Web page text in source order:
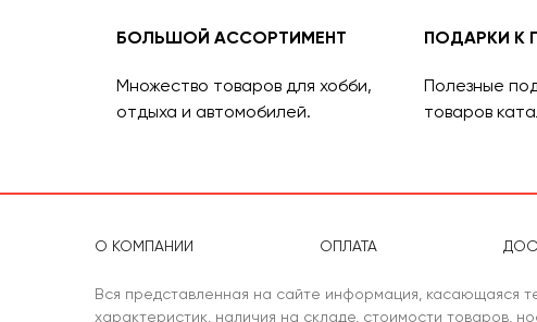
БОЛЬШОЙ АССОРТИМЕНТ
Множество товаров для хобби,
отдыха и автомобилей.
ПОДАРКИ К
Полезные
товаров
О КОМПАНИИ ОПЛАТА
Вся представленная на сайте информация, касающаяся
характеристик, наличия на складе, стоимости товаров,